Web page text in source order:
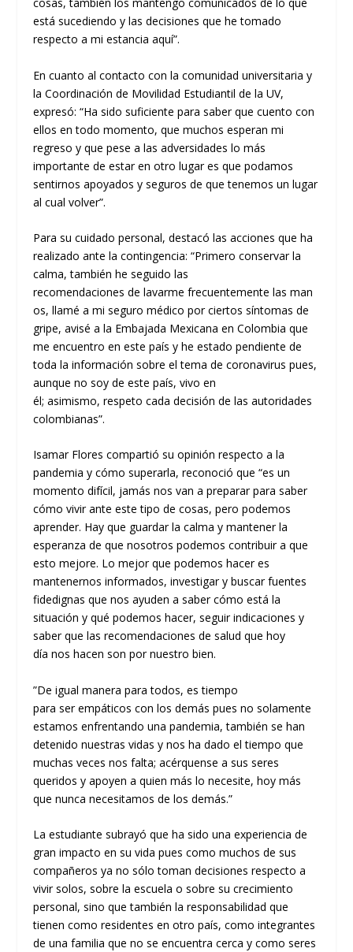
cosas, también losmantengo comunicados de lo que
está sucediendo y las decisiones que he tomado
respecto a mi estancia aquí”.
En cuanto al contacto con la comunidad universitaria y
la Coordinación de Movilidad Estudiantil de la UV,
expresó: “Ha sido suficiente para saber que cuento con
ellos en todo momento, que muchos esperan mi
regreso y que pese a las adversidades lo más
importante de estar en otro lugar es que podamos
sentirnos apoyados y seguros dequetenemos un lugar
al cual volver”.
Para su cuidado personal, destacó las acciones que ha
realizado ante la contingencia: “Primero conservar la
calma, también he seguido las
recomendacionesde lavarme frecuentementelasman
os, llamé a mi seguro médico por ciertos síntomas de
gripe, avisé a la Embajada Mexicana en Colombia que
me encuentro en este país y he estado pendiente de
toda la información sobre el tema de coronavirus pues,
aunque no soy de este país, vivo en
él; asimismo, respeto cada decisiónde las autoridades
colombianas”.
Isamar Flores compartió su opinión respecto a la
pandemia y cómosuperarla, reconoció que “es un
momento difícil, jamás nos van a preparar para saber
cómo vivir ante este tipo de cosas, pero podemos
aprender. Hay que guardar la calma y mantener la
esperanza de que nosotros podemos contribuir a que
esto mejore. Lo mejor que podemos hacer es
mantenernos informados, investigar y buscar fuentes
fidedignas que nos ayuden a saber cómoestá la
situación y qué podemos hacer, seguir indicaciones y
saber que las recomendaciones de salud que hoy
díanos hacen son por nuestro bien.
”De igual manera para todos,es tiempo
paraserempáticoscon los demás pues no solamente
estamos enfrentando una pandemia, también se han
detenido nuestras vidas y nos ha dadoeltiempo que
muchas veces nos falta; acérquense a sus seres
queridos y apoyen a quien más lo necesite, hoy más
quenunca necesitamos de los demás.”
La estudiante subrayó que ha sido una experiencia de
gran impacto ensuvida pues como muchos desus
compañeros ya no sólo tomandecisiones respecto a
vivir solos, sobre laescuela o sobresucrecimiento
personal, sino que también la responsabilidad que
tienencomo residentes en otro país, como integrantes
de una familia que no se encuentra cerca y como seres